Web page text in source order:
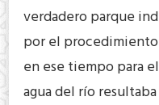
verdadero parque
por el
en ese tiempo para
agua del río